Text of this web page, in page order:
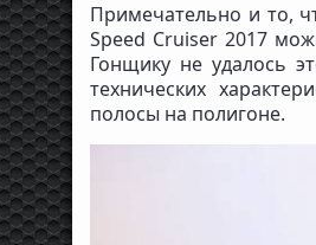
Примечательно и то,
Speed Cruiser 2017
Гонщику не удалось
технических
полосы на полигоне.